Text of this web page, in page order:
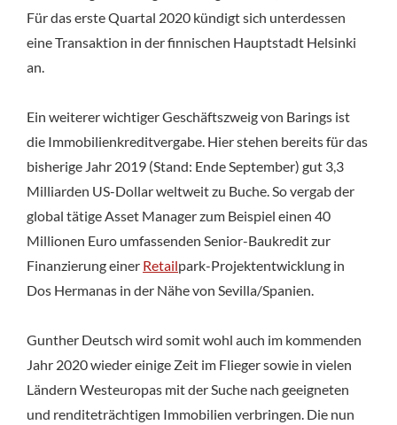
Für das erste Quartal 2020 kündigt sich unterdessen
eine Transaktion in der finnischen Hauptstadt Helsinki
an.
Ein weiterer wichtiger Geschäftszweig von Barings ist
die Immobilienkreditvergabe. Hier stehen bereits für das
bisherige Jahr 2019 (Stand: Ende September) gut 3,3
Milliarden US-Dollar weltweit zu Buche. So vergab der
global tätige Asset Manager zum Beispiel einen 40
Millionen Euro umfassenden Senior-Baukredit zur
Finanzierung einer Retailpark-Projektentwicklung in
Dos Hermanas in der Nähe von Sevilla/Spanien.
Gunther Deutsch wird somit wohl auch im kommenden
Jahr 2020 wieder einige Zeit im Flieger sowie in vielen
Ländern Westeuropas mit der Suche nach geeigneten
und renditeträchtigen Immobilien verbringen. Die nun